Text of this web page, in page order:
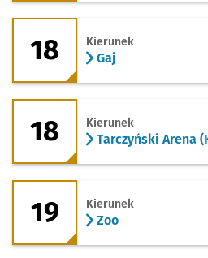
18 - kierunek Gaj
18 Kierunek
Gaj
18 - kierunek
18 Kierunek
Tarczyński Arena
19 - kierunek Zoo
19 Kierunek
Zoo